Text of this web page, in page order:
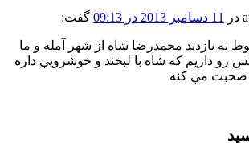
در 11 دسامبر 2013 در 09:13 گفت:
به بازديد محمدرضا شاه از شهر آمله و ما
رو داريم كه شاه با لبخند و خوشرويي داره
صحبت مي كنه